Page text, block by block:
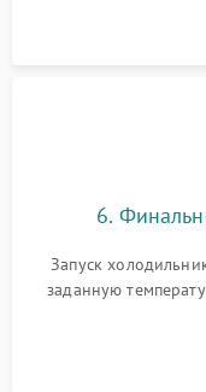
электронным весам.
6.
Запуск
заданную
компрессора,
срабатывания